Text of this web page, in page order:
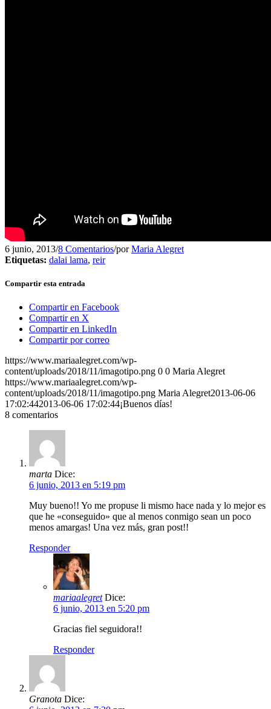
6 junio, 2013/8 Comentarios/porMaria Alegret
Etiquetas: dalai lama, reir
Compartir esta entrada
Compartir en Facebook
Compartir en X
Compartir en LinkedIn
Compartir por correo
https://www.mariaalegret.com/wp-
content/uploads/2018/11/imagotipo.png 0 0 Maria Alegret
https://www.mariaalegret.com/wp-
content/uploads/2018/11/imagotipo.png Maria Alegret2013-06-06
17:02:442013-06-06 17:02:44¡Buenos días!
8 comentarios
marta Dice:
6 junio, 2013 en 5:19 pm
Muy bueno!! Yo me propuse li mismo hace nada y lo mejor es
que he «conseguido» que al menos conmigo sean un poco
menos amargas! Una vez más, gran post!!
Responder
mariaalegret Dice:
6 junio, 2013 en 5:20 pm
Gracias fiel seguidora!!
Responder
Granota Dice: